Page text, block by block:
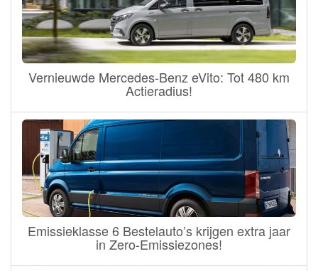
Vernieuwde Mercedes-Benz eVito: Tot 480 km
Actieradius!
Emissieklasse 6 Bestelauto’s krijgen extra jaar
in Zero-Emissiezones!